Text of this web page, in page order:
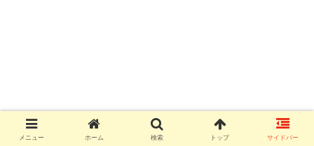
メニュー ホーム 検索 トップ サイドバー